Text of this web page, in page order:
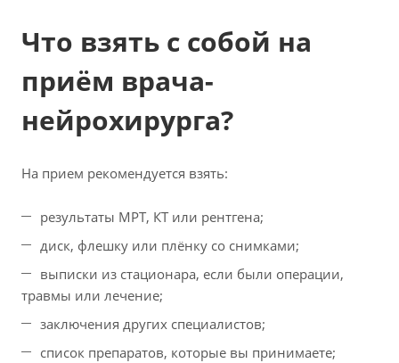
Что взять с собой на
приём врача-
нейрохирурга?
На прием рекомендуется взять:
результаты МРТ, КТ или рентгена;
диск, флешку или плёнку со снимками;
выписки из стационара, если были операции,
травмы или лечение;
заключения других специалистов;
список препаратов, которые вы принимаете;